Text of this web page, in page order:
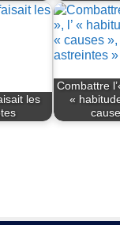
les
Combattre
«